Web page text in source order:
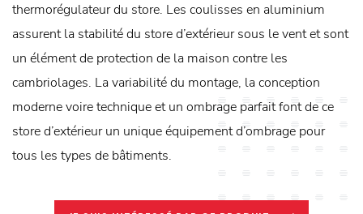
thermorégulateur du store. Les coulisses en aluminium
assurent la stabilité du store d’extérieur sous le vent et sont
un élément de protection de la maison contre les
cambriolages. La variabilité du montage, la conception
moderne voire technique et un ombrage parfait font de ce
store d’extérieur un unique équipement d’ombrage pour
tous les types de bâtiments.